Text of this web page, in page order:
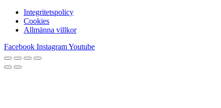
Integritetspolicy
Cookies
Allmänna villkor
Facebook InstagramYoutube